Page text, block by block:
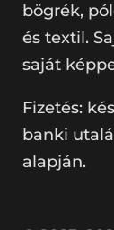
bögrék,
és textil.
saját
Fizetés:
banki
alapján.